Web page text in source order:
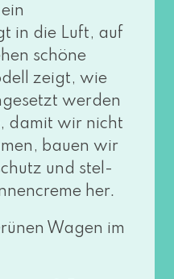
in die Luft, auf
schö­ne
zeigt, wie
wer­den
damit wir nicht
bau­en wir
und stel­
her.
Wagen im